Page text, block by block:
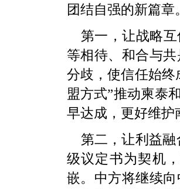
团结自强的新篇章。
第一，让战略
等相待、和合与
分歧，使信任始
盟方式”推动柬泰
早达成，更好维护
第二，让利益
级议定书为契机
嵌。中方将继续